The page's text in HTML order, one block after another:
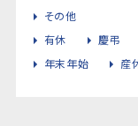
その他
有休
慶弔
年末年始
産